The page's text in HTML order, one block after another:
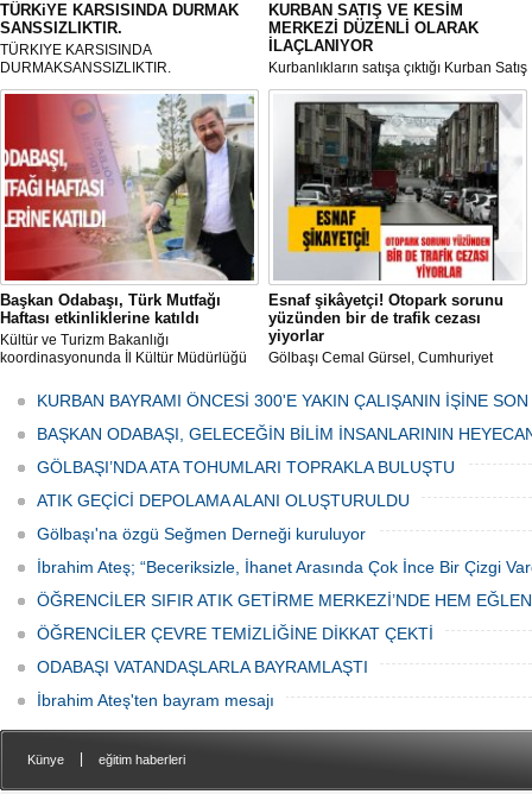
TÜRKiYE KARSISINDA DURMAK
SANSSIZLIKTIR.
TÜRKIYE KARSISINDA
DURMAKSANSSIZLIKTIR.
KURBAN SATIŞ VE KESİM
MERKEZİ DÜZENLİ OLARAK
İLAÇLANIYOR
Kurbanlıkların satışa çıktığı Kurban Satış
ve Kesim Merkezi, haşere ve
mikropların önüne geçilmesi amacıyla
her gün Gölbaşı Belediyesi ekipleri
tarafından düzenli olarak ilaçlanıyor.
Başkan Odabaşı, Türk Mutfağı
Haftası etkinliklerine katıldı
Kültür ve Turizm Bakanlığı
koordinasyonunda İl Kültür Müdürlüğü
Haftası" etkinlikleri Ankara'da devam
ediyor.
Esnaf şikâyetçi! Otopark sorunu
yüzünden bir de trafik cezası
yiyorlar
Gölbaşı Cemal Gürsel, Cumhuriyet
bulunan esnaf ve alışverişe gelen
vatandaşlar park cezaları yüzünden
canından bezdi.
KURBAN BAYRAMI ÖNCESİ 300'E YAKIN ÇALIŞANIN İŞİNE
BAŞKAN ODABAŞI, GELECEĞİN BİLİM İNSANLARININ
GÖLBAŞI’NDA ATA TOHUMLARI TOPRAKLA BULUŞTU
ATIK GEÇİCİ DEPOLAMA ALANI OLUŞTURULDU
Gölbaşı'na özgü Seğmen Derneği kuruluyor
İbrahim Ateş; “Beceriksizle, İhanet Arasında Çok İnce Bir Çizgi
ÖĞRENCİLER SIFIR ATIK GETİRME MERKEZİ’NDE HEM
ÖĞRENCİLER ÇEVRE TEMİZLİĞİNE DİKKAT ÇEKTİ
ODABAŞI VATANDAŞLARLA BAYRAMLAŞTI
İbrahim Ateş'ten bayram mesajı
Künye eğitim haberleri